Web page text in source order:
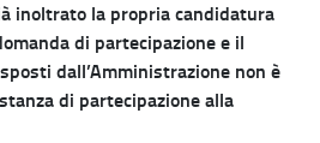
inoltrato la propria candidatura
di partecipazione e il
dall’Amministrazione non è
di partecipazione alla